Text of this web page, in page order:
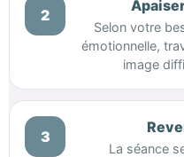
2
Selon votre
émotionnelle,
image
3
La séance